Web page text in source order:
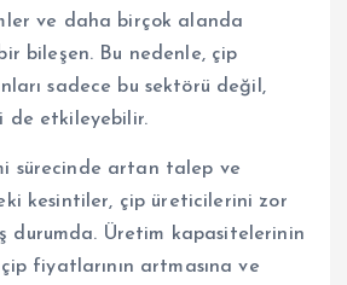
ve daha birçok alanda
bileşen. Bu nedenle, çip
sadece bu sektörü değil,
de etkileyebilir.
sürecinde artan talep ve
kesintiler, çip üreticilerini zor
durumda. Üretim kapasitelerinin
fiyatlarının artmasına ve